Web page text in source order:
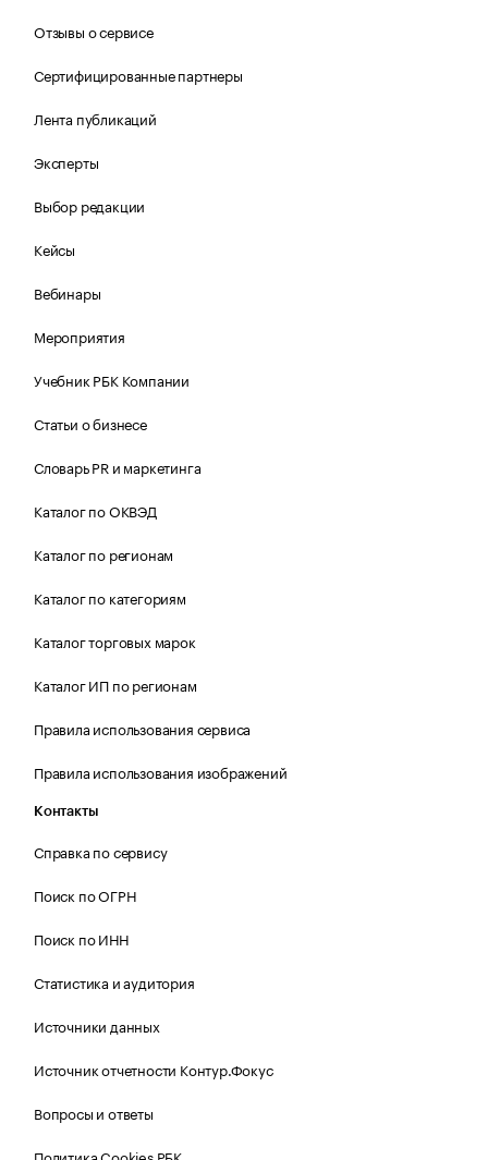
Отзывы о сервисе
Сертифицированные партнеры
Лента публикаций
Эксперты
Выбор редакции
Кейсы
Вебинары
Мероприятия
Учебник РБК Компании
Статьи о бизнесе
Словарь PR и маркетинга
Каталог по ОКВЭД
Каталог по регионам
Каталог по категориям
Каталог торговых марок
Каталог ИП по регионам
Правила использования сервиса
Правила использования изображений
Контакты
Справка по сервису
Поиск по ОГРН
Поиск по ИНН
Статистика и аудитория
Источники данных
Источник отчетности Контур.Фокус
Вопросы и ответы